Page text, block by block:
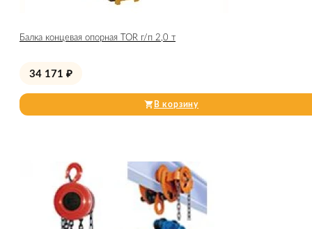
Балка концевая опорная TOR г/п 2,0 т
34 171 ₽
В корзину